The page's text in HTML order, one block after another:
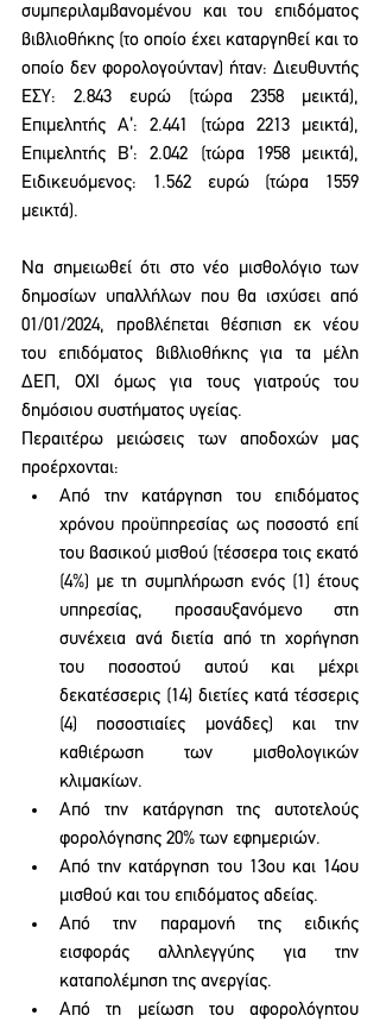
συμπεριλαμβανομένου και του επιδόματος
βιβλιοθήκης (το οποίο έχει καταργηθεί και το
οποίο δεν φορολογούνταν) ήταν: Διευθυντής
ΕΣΥ: 2.843 ευρώ (τώρα 2358 μεικτά),
Επιμελητής Α’: 2.441 (τώρα 2213 μεικτά),
Επιμελητής Β’: 2.042 (τώρα 1958 μεικτά),
Ειδικευόμενος: 1.562 ευρώ (τώρα 1559
μεικτά).
Να σημειωθεί ότι στο νέο μισθολόγιο των
δημοσίων υπαλλήλων που θα ισχύσει από
01/01/2024, προβλέπεται θέσπιση εκ νέου
του επιδόματος βιβλιοθήκης για τα μέλη
ΔΕΠ, ΟΧΙ όμως για τους γιατρούς του
δημόσιου συστήματος υγείας.
Περαιτέρω μειώσεις των αποδοχών μας
προέρχονται:
Από την κατάργηση του επιδόματος
χρόνου προϋπηρεσίας ως ποσοστό επί
του βασικού μισθού (τέσσερα τοις εκατό
(4%) με τη συμπλήρωση ενός (1) έτους
υπηρεσίας, προσαυξανόμενο στη
συνέχεια ανά διετία από τη χορήγηση
του ποσοστού αυτού και μέχρι
δεκατέσσερις (14) διετίες κατά τέσσερις
(4) ποσοστιαίες μονάδες) και την
καθιέρωση των μισθολογικών
κλιμακίων.
Από την κατάργηση της αυτοτελούς
φορολόγησης 20% των εφημεριών.
Από την κατάργηση του 13ου και 14ου
μισθού και του επιδόματος αδείας.
Από την παραμονή της ειδικής
εισφοράς αλληλεγγύης για την
καταπολέμηση της ανεργίας.
Από τη μείωση του αφορολόγητου